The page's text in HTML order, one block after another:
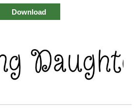
Download